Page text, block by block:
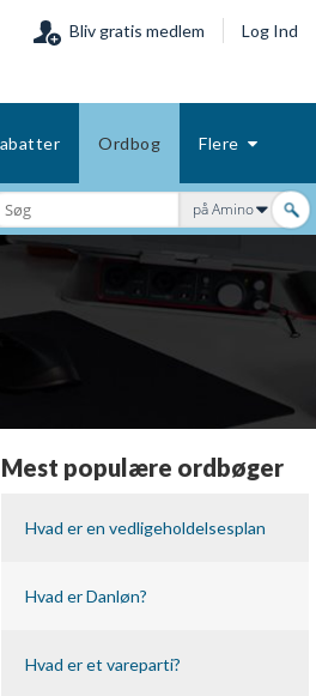
Bliv gratis medlem Log Ind
Ordbog Flere
på Amino
Mest populære ordbøger
Hvad er en vedligeholdelsesplan
Hvad er Danløn?
Hvad er et vareparti?